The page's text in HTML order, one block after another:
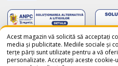
WhatsApp
Salut! Cum te putem ajuta? Scrie-
ne pe WhatsApp!
Acest magazin vă solicită să acceptați
media și publicitate. Mediile sociale și
terțe părți sunt utilizate pentru a vă
personalizate. Acceptați aceste